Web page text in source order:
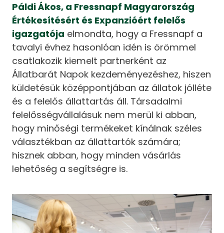
Páldi Ákos, a Fressnapf Magyarország
Értékesítésért és Expanzióért felelős
igazgatója elmondta, hogy a Fressnapf a
tavalyi évhez hasonlóan idén is örömmel
csatlakozik kiemelt partnerként az
Állatbarát Napok kezdeményezéshez, hiszen
küldetésük középpontjában az állatok jólléte
és a felelős állattartás áll. Társadalmi
felelősségvállalásuk nem merül ki abban,
hogy minőségi termékeket kínálnak széles
választékban az állattartók számára;
hisznek abban, hogy minden vásárlás
lehetőség a segítségre is.